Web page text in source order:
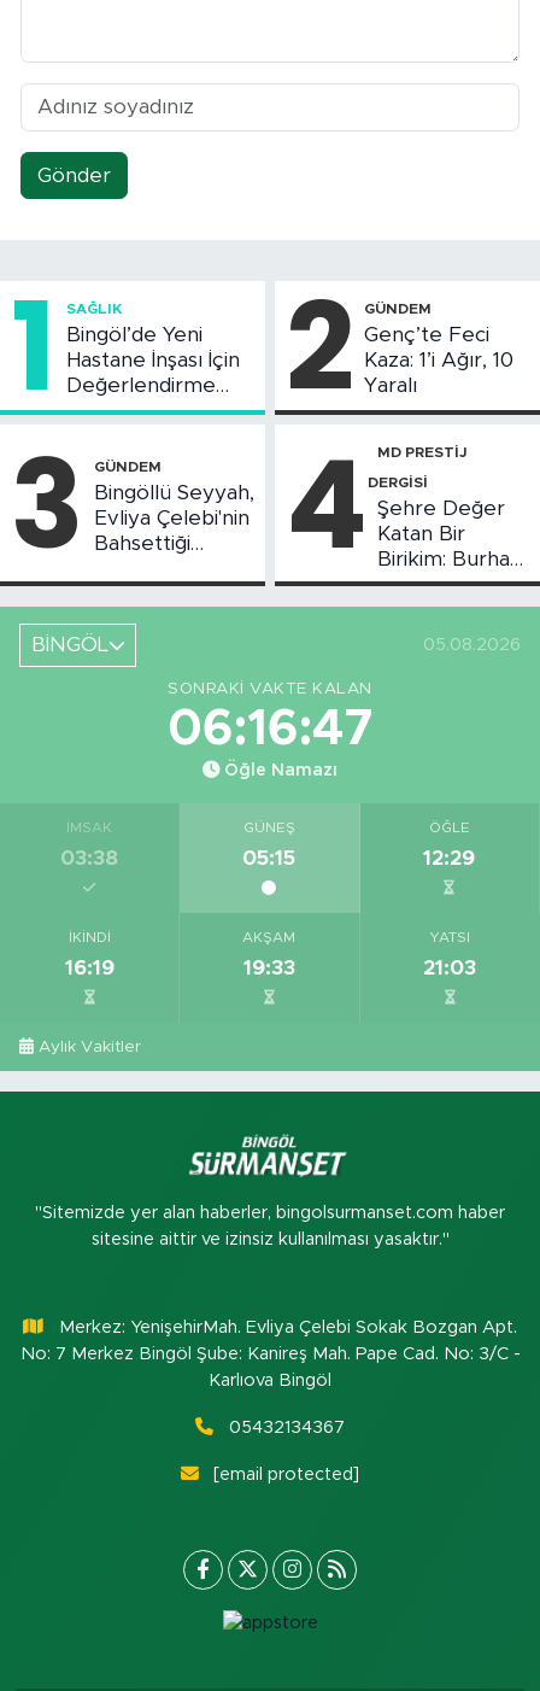
Gönder
1 SAĞLIK
Bingöl’de Yeni
Hastane İnşası İçin
Değerlendirme
Toplantısı Yapıldı
2 GÜNDEM
Genç’te Feci
Kaza: 1’i Ağır, 10
Yaralı
3 GÜNDEM
Bingöllü Seyyah,
Evliya Çelebi'nin
Bahsettiği
4 MD PRESTİJ
DERGİSİ
Şehre Değer
Katan Bir
Birikim: Burhan
Arıkız
BİNGÖL 05.08.2026
SONRAKI VAKTE KALAN
06:16:46
Öğle Namazı
İMSAK
03:38
GÜNEŞ
05:15
ÖĞLE
12:29
İKINDI
16:19
AKŞAM
19:33
YATSI
21:03
Aylık Vakitler
"Sitemizde yer alan haberler, bingolsurmanset.com haber
sitesine aittir ve izinsiz kullanılması yasaktır."
Merkez: YenişehirMah. Evliya Çelebi Sokak Bozgan Apt.
No: 7 Merkez Bingöl Şube: Kanireş Mah. Pape Cad. No: 3/C -
Karlıova Bingöl
05432134367
[email protected]